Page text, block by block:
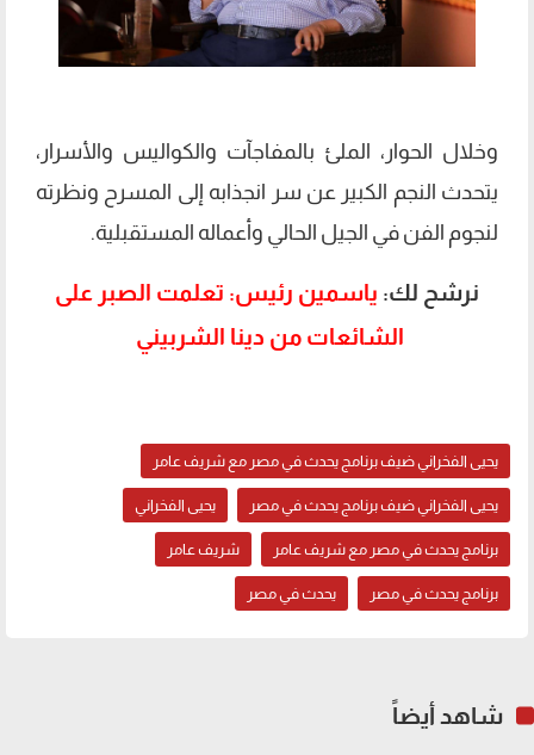
وخلال الحوار، الملئ بالمفاجآت والكواليس والأسرار،
يتحدث النجم الكبير عن سر انجذابه إلى المسرح ونظرته
لنجوم الفن في الجيل الحالي وأعماله المستقبلية.
نرشح لك: ياسمين رئيس: تعلمت الصبر على
الشائعات من دينا الشربيني
يحيى الفخراني ضيف برنامج يحدث في مصر مع شريف عامر
يحيى الفخراني ضيف برنامج يحدث في مصر يحيى الفخراني
برنامج يحدث في مصر مع شريف عامر شريف عامر
برنامج يحدث في مصر يحدث في مصر
شاهد أيضاً